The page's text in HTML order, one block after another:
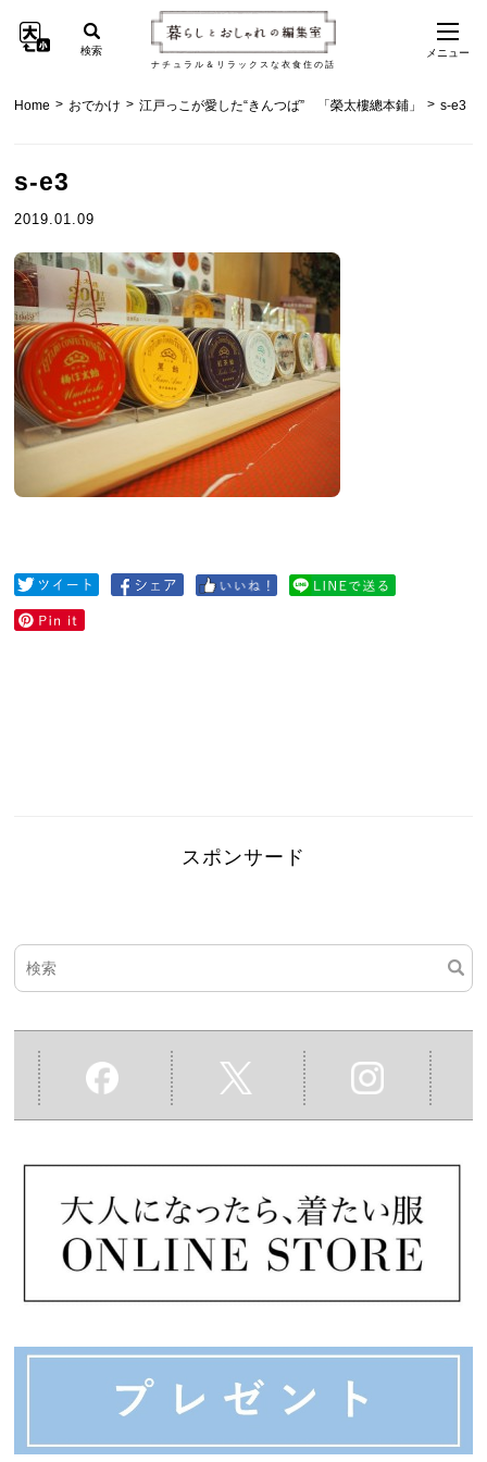
ナチュラル＆リラックスな衣食住の話
検索 メニュー
Home > おでかけ > 江戸っこが愛した“きんつば” 「榮太樓總本鋪」 > s-e3
s-e3
2019.01.09
スポンサード